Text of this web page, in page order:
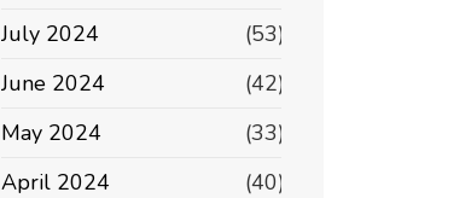
July 2024
(53)
June 2024
(42)
May 2024
(33)
April 2024
(40)